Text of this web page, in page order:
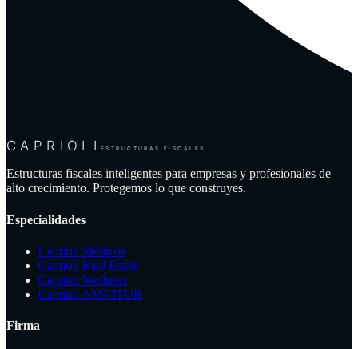
CAPRIOLIESTRUCTURAS FISCALES
Estructuras fiscales inteligentes para empresas y profesionales de
alto crecimiento. Protegemos lo que construyes.
Especialidades
Caprioli Médicos
Caprioli Real Estate
Caprioli Wellness
Caprioli AMVITUR
Firma